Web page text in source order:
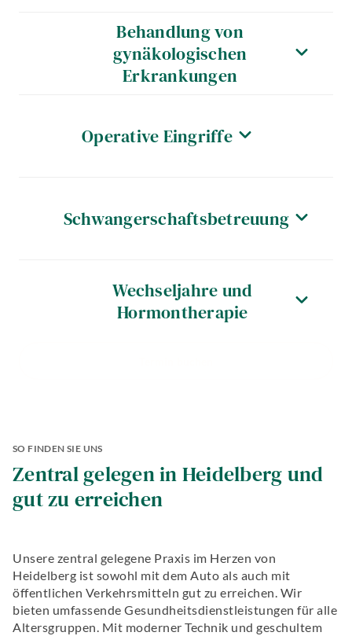
Behandlung von
gynäkologischen
Erkrankungen
Operative Eingriffe
Schwangerschaftsbetreuung
Wechseljahre und
Hormontherapie
SO FINDEN SIE UNS
Zentral gelegen in Heidelberg und
gut zu erreichen
Unsere zentral gelegene Praxis im Herzen von
Heidelberg ist sowohl mit dem Auto als auch mit
öffentlichen Verkehrsmitteln gut zu erreichen. Wir
bieten umfassende Gesundheitsdienstleistungen für alle
Altersgruppen. Mit moderner Technik und geschultem